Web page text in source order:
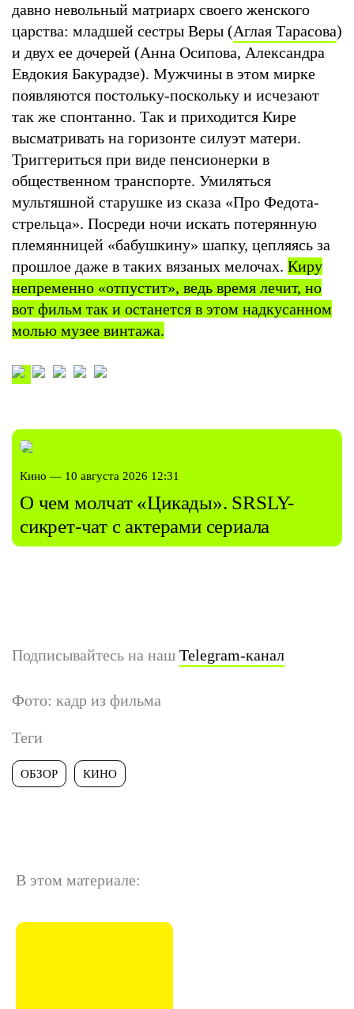
давно невольный матриарх своего женского
царства: младшей сестры Веры (Аглая Тарасова)
и двух ее дочерей (Анна Осипова, Александра
Евдокия Бакурадзе). Мужчины в этом мирке
появляются постольку-поскольку и исчезают
так же спонтанно. Так и приходится Кире
высматривать на горизонте силуэт матери.
Триггериться при виде пенсионерки в
общественном транспорте. Умиляться
мультяшной старушке из сказа «Про Федота-
стрельца». Посреди ночи искать потерянную
племянницей «бабушкину» шапку, цепляясь за
прошлое даже в таких вязаных мелочах. Киру
непременно «отпустит», ведь время лечит, но
вот фильм так и останется в этом надкусанном
молью музее винтажа.
Кино — 10 августа 2026 12:31
О чем молчат «Цикады». SRSLY-
сикрет-чат с актерами сериала
Подписывайтесь на наш Telegram-канал
Фото: кадр из фильма
Теги
ОБЗОР КИНО
В этом материале: